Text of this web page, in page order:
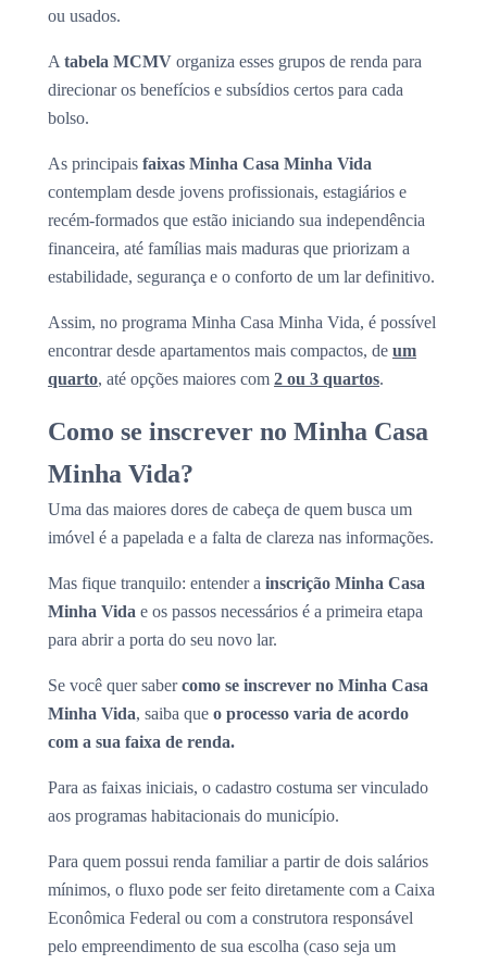
ou usados.
A tabela MCMV organiza esses grupos de renda para
direcionar os benefícios e subsídios certos para cada
bolso.
As principais faixas Minha Casa Minha Vida
contemplam desde jovens profissionais, estagiários e
recém-formados que estão iniciando sua independência
financeira, até famílias mais maduras que priorizam a
estabilidade, segurança e o conforto de um lar definitivo.
Assim, no programa Minha Casa Minha Vida, é possível
encontrar desde apartamentos mais compactos, de um
quarto, até opções maiores com 2 ou 3 quartos.
Como se inscrever no Minha Casa
Minha Vida?
Uma das maiores dores de cabeça de quem busca um
imóvel é a papelada e a falta de clareza nas informações.
Mas fique tranquilo: entender a inscrição Minha Casa
Minha Vida e os passos necessários é a primeira etapa
para abrir a porta do seu novo lar.
Se você quer sabercomo se inscrever no Minha Casa
Minha Vida, saiba que o processo varia de acordo
com a sua faixa de renda.
Para as faixas iniciais, o cadastro costuma ser vinculado
aos programas habitacionais do município.
Para quem possui renda familiar a partir de dois salários
mínimos, o fluxo pode ser feito diretamente com a Caixa
Econômica Federal ou com a construtora responsável
pelo empreendimento de sua escolha (caso seja um